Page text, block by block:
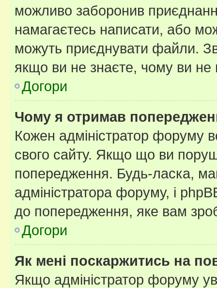
можливо заборонив
намагаєтесь написати, або
можуть приєднувати файли.
якщо ви не знаєте, чому ви
Догори
Чому я отримав
Кожен адміністратор форуму
свого сайту. Якщо що ви
попередження. Будь-ласка,
адміністратора форуму, і
до попередження, яке вам
Догори
Як мені поскаржитись на
Якщо адміністратор форуму